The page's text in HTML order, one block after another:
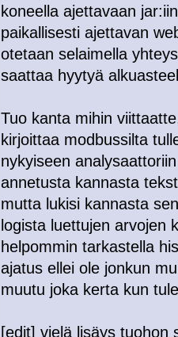
koneella ajettavaan
paikallisesti ajettavan
otetaan selaimella
saattaa hyytyä
Tuo kanta mihin
kirjoittaa modbussilta
nykyiseen
annetusta kannasta
mutta lukisi kannasta
logista luettujen arvojen
helpommin tarkastella
ajatus ellei ole jonkun
muutu joka kerta kun
[edit] vielä lisäys tuohon